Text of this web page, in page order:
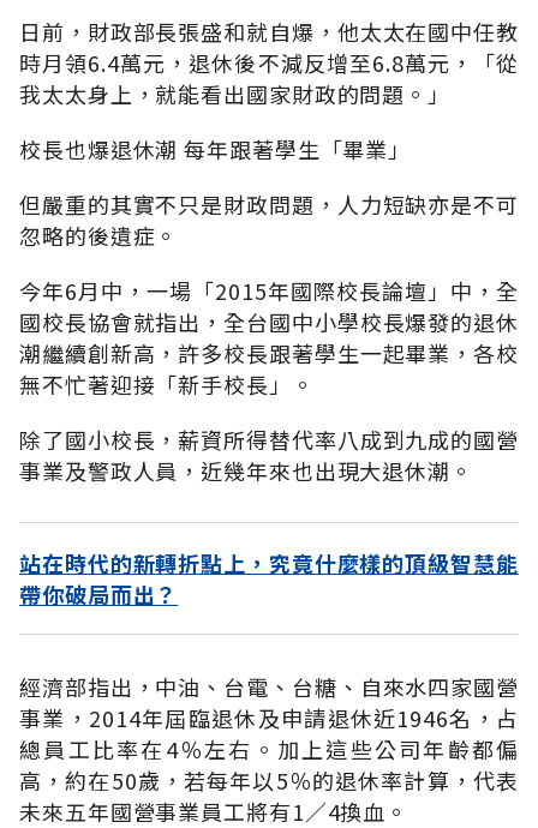
日前，財政部長張盛和就自爆，他太太在國中任教
時月領6.4萬元，退休後不減反增至6.8萬元，「從
我太太身上，就能看出國家財政的問題。」
校長也爆退休潮 每年跟著學生「畢業」
但嚴重的其實不只是財政問題，人力短缺亦是不可
忽略的後遺症。
今年6月中，一場「2015年國際校長論壇」中，全
國校長協會就指出，全台國中小學校長爆發的退休
潮繼續創新高，許多校長跟著學生一起畢業，各校
無不忙著迎接「新手校長」。
除了國小校長，薪資所得替代率八成到九成的國營
事業及警政人員，近幾年來也出現大退休潮。
站在時代的新轉折點上，究竟什麼樣的頂級智慧能
帶你破局而出？
經濟部指出，中油、台電、台糖、自來水四家國營
事業，2014年屆臨退休及申請退休近1946名，占
總員工比率在4％左右。加上這些公司年齡都偏
高，約在50歲，若每年以5％的退休率計算，代表
未來五年國營事業員工將有1／4換血。